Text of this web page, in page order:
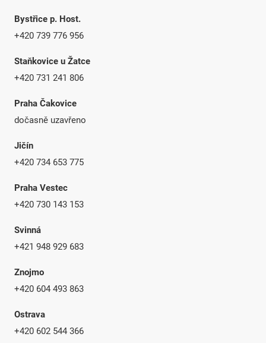
Bystřice p. Host.
+420 739 776 956
Staňkovice u Žatce
+420 731 241 806
Praha Čakovice
dočasně uzavřeno
Jičín
+420 734 653 775
Praha Vestec
+420 730 143 153
Svinná
+421 948 929 683
Znojmo
+420 604 493 863
Ostrava
+420 602 544 366